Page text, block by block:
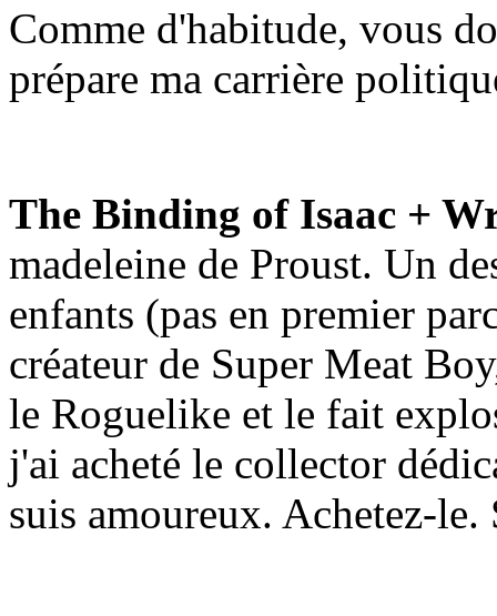
Comme d'habitude, vous
prépare ma carrière
The Binding of Isaac +
madeleine de Proust. Un
enfants (pas en premier
créateur de Super Meat
le Roguelike et le fait
j'ai acheté le collector
suis amoureux. Achetez-